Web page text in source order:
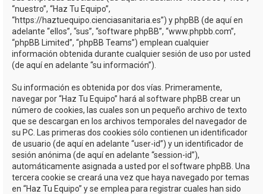
“nuestro”, “Haz Tu Equipo”,
“https://haztuequipo.cienciasanitaria.es”) y phpBB (de aquí en
adelante “ellos”, “sus”, “software phpBB”, “www.phpbb.com”,
“phpBB Limited”, “phpBB Teams”) emplean cualquier
información obtenida durante cualquier sesión de uso por usted
(de aquí en adelante “su información”).
Su información es obtenida por dos vías. Primeramente,
navegar por “Haz Tu Equipo” hará al software phpBB crear un
número de cookies, las cuales son un pequeño archivo de texto
que se descargan en los archivos temporales del navegador de
su PC. Las primeras dos cookies sólo contienen un identificador
de usuario (de aquí en adelante “user-id”) y un identificador de
sesión anónima (de aquí en adelante “session-id”),
automáticamente asignada a usted por el software phpBB. Una
tercera cookie se creará una vez que haya navegado por temas
en “Haz Tu Equipo” y se emplea para registrar cuales han sido